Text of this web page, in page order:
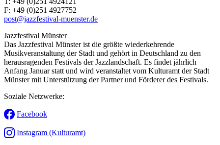
F: +49 (0)251 4927752
post@jazzfestival-muenster.de
Jazzfestival Münster
Das Jazzfestival Münster ist die größte wiederkehrende
Musikveranstaltung der Stadt und gehört in Deutschland zu den
herausragenden Festivals der Jazzlandschaft. Es findet jährlich
Anfang Januar statt und wird veranstaltet vom Kulturamt der Stadt
Münster mit Unterstützung der Partner und Förderer des Festivals.
Soziale Netzwerke:
Facebook
Instagram (Kulturamt)